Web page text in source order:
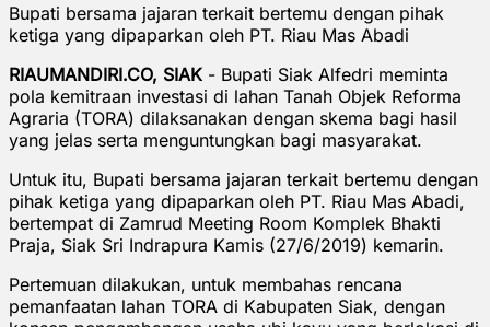
Bupati bersama jajaran terkait bertemu dengan pihak
ketiga yang dipaparkan oleh PT. Riau Mas Abadi
RIAUMANDIRI.CO, SIAK - Bupati Siak Alfedri meminta
pola kemitraan investasi di lahan Tanah Objek Reforma
Agraria (TORA) dilaksanakan dengan skema bagi hasil
yang jelas serta menguntungkan bagi masyarakat.
Untuk itu, Bupati bersama jajaran terkait bertemu dengan
pihak ketiga yang dipaparkan oleh PT. Riau Mas Abadi,
bertempat di Zamrud Meeting Room Komplek Bhakti
Praja, Siak Sri Indrapura Kamis (27/6/2019) kemarin.
Pertemuan dilakukan, untuk membahas rencana
pemanfaatan lahan TORA di Kabupaten Siak, dengan